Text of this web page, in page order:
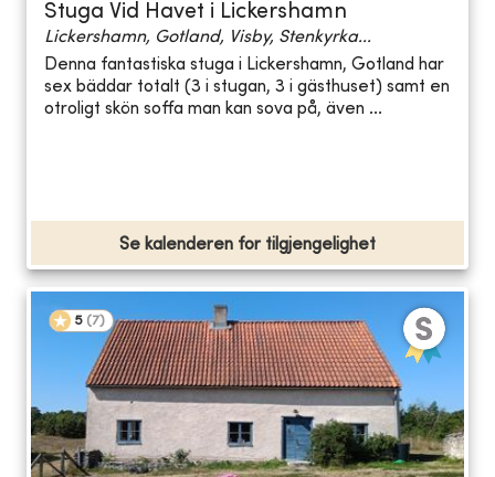
Stuga Vid Havet i Lickershamn
Lickershamn, Gotland, Visby, Stenkyrka...
Denna fantastiska stuga i Lickershamn, Gotland har
sex bäddar totalt (3 i stugan, 3 i gästhuset) samt en
otroligt skön soffa man kan sova på, även ...
Se kalenderen for tilgjengelighet
5 (7)